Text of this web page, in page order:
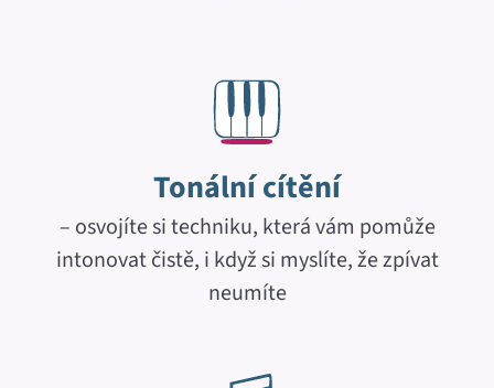
Tonální cítění
– osvojíte si techniku, která vám pomůže
intonovat čistě, i když si myslíte, že zpívat
neumíte